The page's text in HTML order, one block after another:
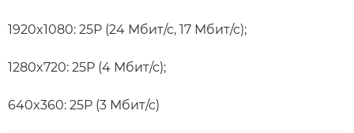
1920x1080: 25P (24 Мбит/с, 17 Мбит/с);
1280x720: 25P (4 Мбит/с);
640x360: 25P (3 Мбит/с)